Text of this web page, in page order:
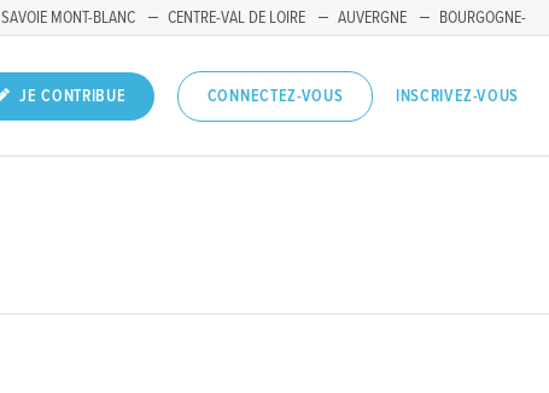
SAVOIE MONT-BLANC CENTRE-VAL DE LOIRE AUVERGNE
BOURGOGNE-
JE CONTRIBUE CONNECTEZ-VOUS INSCRIVEZ-VOUS